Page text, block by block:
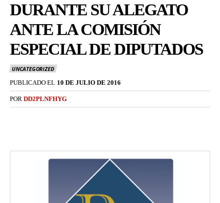
DURANTE SU ALEGATO
ANTE LA COMISIÓN
ESPECIAL DE DIPUTADOS
UNCATEGORIZED
PUBLICADO EL 10 DE JULIO DE 2016
POR DD2PLNFHYG